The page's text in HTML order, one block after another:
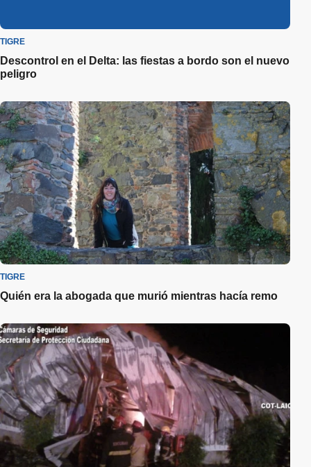
TIGRE
Descontrol en el Delta: las fiestas a bordo son el nuevo
peligro
TIGRE
Quién era la abogada que murió mientras hacía remo